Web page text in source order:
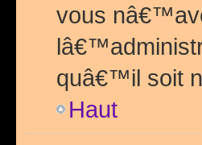
vous
quâ€™il soit
Haut